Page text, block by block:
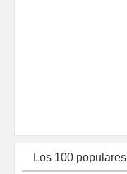
Los 100 populares